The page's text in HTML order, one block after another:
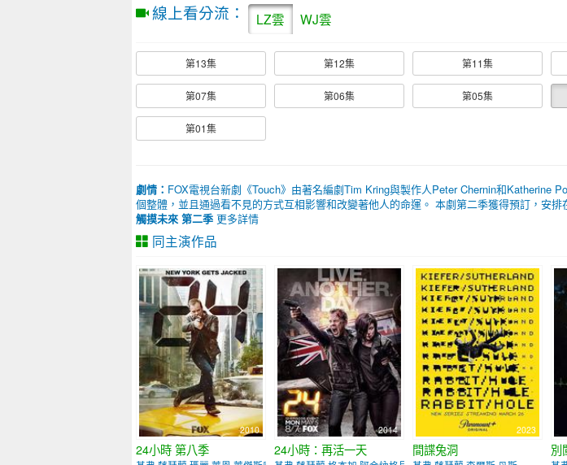
線上看分流： LZ雲 WJ雲
第13集 第12集 第11集
第07集 第06集 第05集
第01集
劇情： FOX電視台新劇《Touch》由著名編劇Tim Kring與製作人Peter Chernin和Katherine
個整體，並且通過看不見的方式互相影響和改變著他人的命運。 本劇第二季獲得預訂，安排
觸摸未來 第二季 更多詳情
同主演作品
2010
24小時 第八季
2014
24小時：再活一天
2023
間諜兔洞 別